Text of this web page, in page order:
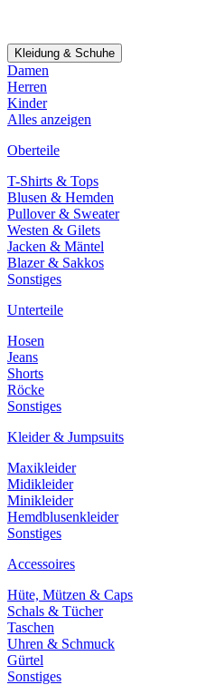
Kleidung & Schuhe
Damen
Herren
Kinder
Alles anzeigen
Oberteile
T-Shirts & Tops
Blusen & Hemden
Pullover & Sweater
Westen & Gilets
Jacken & Mäntel
Blazer & Sakkos
Sonstiges
Unterteile
Hosen
Jeans
Shorts
Röcke
Sonstiges
Kleider & Jumpsuits
Maxikleider
Midikleider
Minikleider
Hemdblusenkleider
Sonstiges
Accessoires
Hüte, Mützen & Caps
Schals & Tücher
Taschen
Uhren & Schmuck
Gürtel
Sonstiges